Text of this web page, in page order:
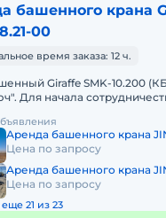
башенного крана
00
время заказа: 12 ч.
Giraffe SMK-10.200
Для начала
Аренда башенного крана
Цена по запросу
Аренда башенного крана
Цена по запросу
21 из 23